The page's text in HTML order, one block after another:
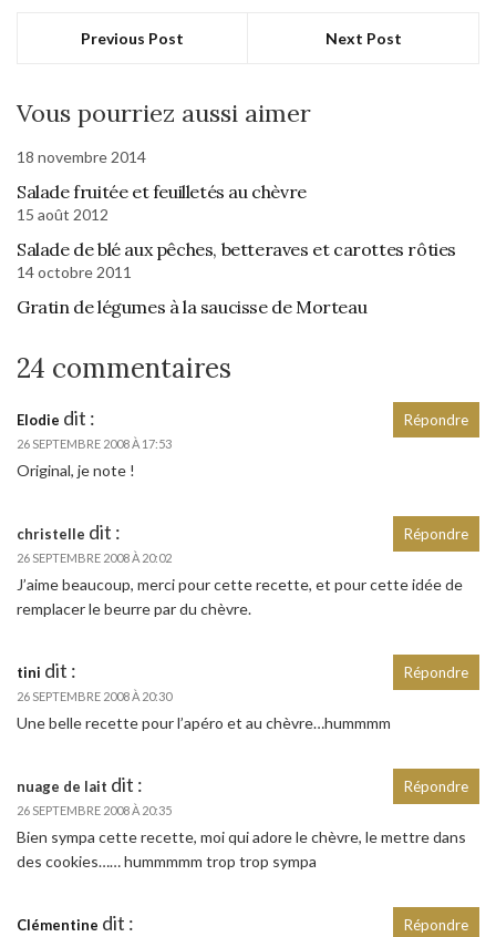
Previous Post Next Post
Vous pourriez aussi aimer
18 novembre 2014
Salade fruitée et feuilletés au chèvre
15 août 2012
Salade de blé aux pêches, betteraves et carottes rôties
14 octobre 2011
Gratin de légumes à la saucisse de Morteau
24 commentaires
Elodie dit :
26 SEPTEMBRE 2008 À 17:53
Original, je note !
Répondre
christelle dit :
26 SEPTEMBRE 2008 À 20:02
J’aime beaucoup, merci pour cette recette, et pour cette idée de
remplacer le beurre par du chèvre.
Répondre
tini dit :
26 SEPTEMBRE 2008 À 20:30
Une belle recette pour l’apéro et au chèvre…hummmm
Répondre
nuage de lait dit :
26 SEPTEMBRE 2008 À 20:35
Bien sympa cette recette, moi qui adore le chèvre, le mettre dans
des cookies…… hummmmm trop trop sympa
Répondre
Clémentine dit : Répondre